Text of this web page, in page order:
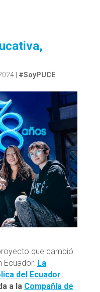
| #SoyPUCE
que cambió
Ecuador. La
del Ecuador
a la Compañía de